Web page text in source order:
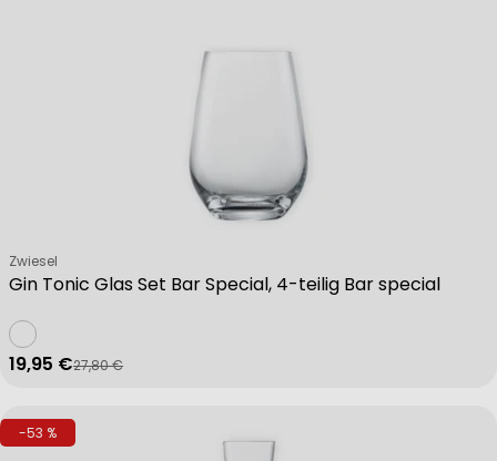
Gin Tonic Glas Set Bar Special, 4-teilig Bar special
Verkäufer:
Zwiesel
Verkaufspreis
19,95 €
Regulärer Preis
27,80 €
-53 %